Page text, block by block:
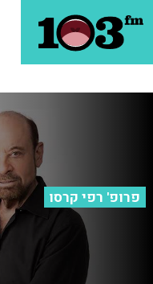
פרופ' רפי קרסו